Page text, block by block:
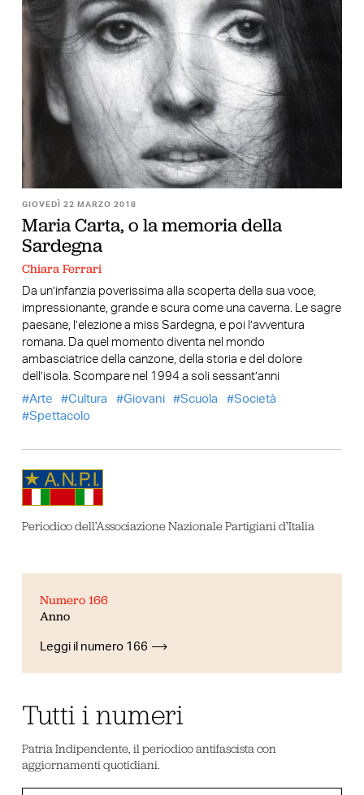
GIOVEDÌ 22 MARZO 2018
Maria Carta, o la memoria della
Sardegna
Chiara Ferrari
Da un’infanzia poverissima alla scoperta della sua voce,
impressionante, grande e scura come una caverna. Le sagre
paesane, l’elezione a miss Sardegna, e poi l’avventura
romana. Da quel momento diventa nel mondo
ambasciatrice della canzone, della storia e del dolore
dell’isola. Scompare nel 1994 a soli sessant’anni
Arte
Cultura Giovani Scuola
Società
Spettacolo
Periodico dell’Associazione Nazionale Partigiani d’Italia
Numero 166
Anno
Leggi il numero 166
Tutti i numeri
Patria Indipendente, il periodico antifascista con
aggiornamenti quotidiani.